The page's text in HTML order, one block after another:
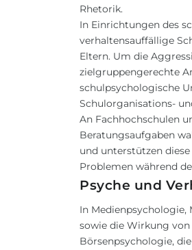
Rhetorik.
In Einrichtungen des
verhaltensauffällige
Eltern. Um die
zielgruppengerechte
schulpsychologische
Schulorganisations-
An Fachhochschulen
Beratungsaufgaben
und unterstützen
Problemen während
Psyche und
In
sowie die Wirkung
Börsenpsychologie,